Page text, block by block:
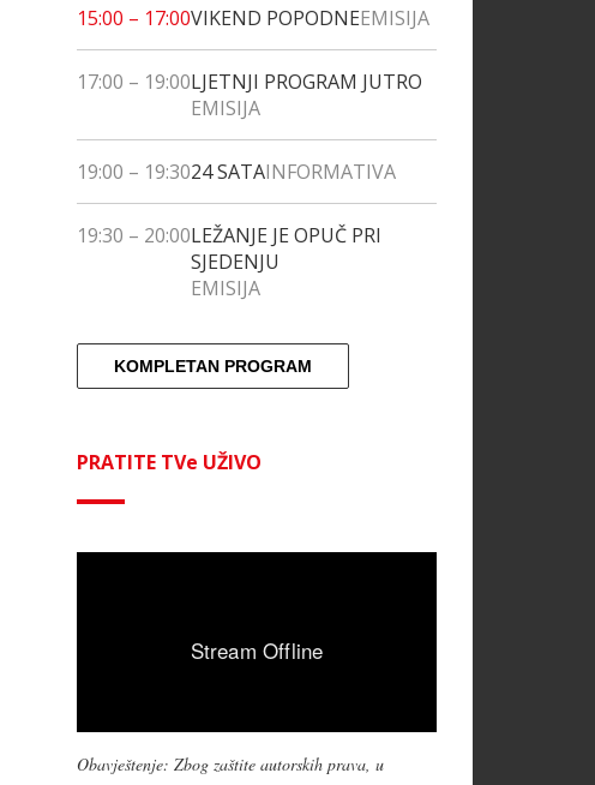
15:00 – 17:00VIKEND POPODNEEMISIJA
17:00 – 19:00LJETNJI PROGRAM JUTRO
EMISIJA
19:00 – 19:3024 SATAINFORMATIVA
19:30 – 20:00LEŽANJE JE OPUČ PRI
SJEDENJU
EMISIJA
KOMPLETAN PROGRAM
PRATITE TVe UŽIVO
Obavještenje: Zbog zaštite autorskih prava, u